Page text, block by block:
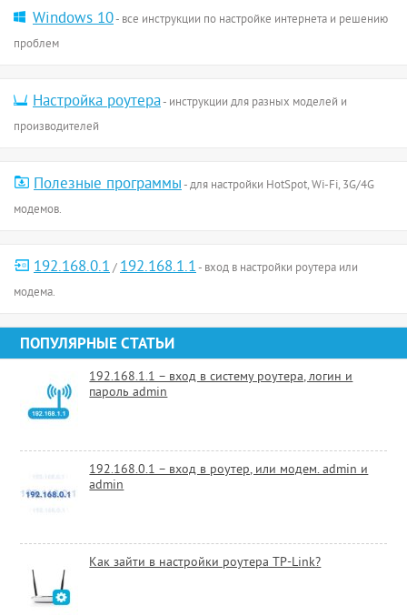
Windows 10- все инструкции по настройке интернета и решению
проблем
Настройка роутера- инструкции для разных моделей и
производителей
Полезные программы- для настройки HotSpot, Wi-Fi, 3G/4G
модемов.
192.168.0.1/192.168.1.1- вход в настройки роутера или
модема.
ПОПУЛЯРНЫЕ СТАТЬИ
192.168.1.1 – вход в систему роутера, логин и
пароль admin
192.168.0.1 – вход в роутер, или модем. admin и
admin
Как зайти в настройки роутера TP-Link?